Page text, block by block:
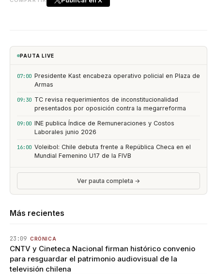
PAUTA LIVE
07:00 Presidente Kast encabeza operativo policial en Plaza de
Armas
09:30 TC revisa requerimientos de inconstitucionalidad
presentados por oposición contra la megarreforma
09:00 INE publica Índice de Remuneraciones y Costos
Laborales junio 2026
16:00 Voleibol: Chile debuta frente a República Checa en el
Mundial Femenino U17 de la FIVB
Ver pauta completa →
Más recientes
23:09 CRÓNICA
CNTV y Cineteca Nacional firman histórico convenio
para resguardar el patrimonio audiovisual de la
televisión chilena